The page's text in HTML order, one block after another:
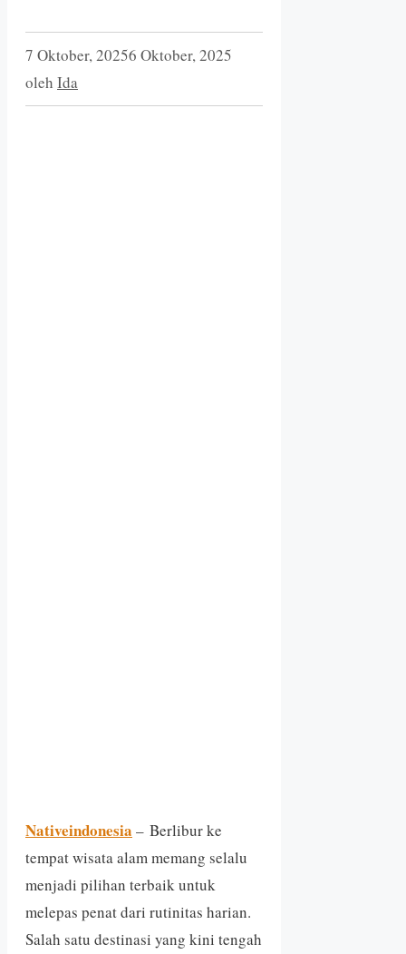
7 Oktober, 20256 Oktober, 2025
oleh Ida
Nativeindonesia – Berlibur ke
tempat wisata alam memang selalu
menjadi pilihan terbaik untuk
melepas penat dari rutinitas harian.
Salah satu destinasi yang kini tengah